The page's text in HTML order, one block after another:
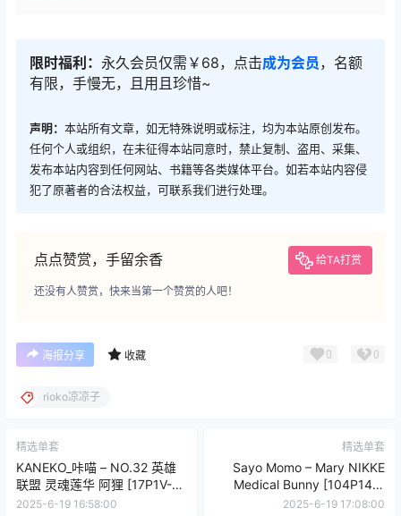
限时福利： 永久会员仅需￥68，点击成为会员 ，名额
有限，手慢无，且用且珍惜~
声明： 本站所有文章，如无特殊说明或标注，均为本站原创发布。
任何个人或组织，在未征得本站同意时，禁止复制、盗用、采集、
发布本站内容到任何网站、书籍等各类媒体平台。如若本站内容侵
犯了原著者的合法权益，可联系我们进行处理。
点点赞赏，手留余香 给TA打赏
还没有人赞赏，快来当第一个赞赏的人吧！
海报分享 收藏 0 0
rioko凉凉子
精选单套
KANEKO_咔喵 – NO.32 英雄
联盟 灵魂莲华 阿狸 [17P1V-
542MB]
2025-6-19 16:58:00
精选单套
Sayo Momo – Mary NIKKE
Medical Bunny [104P14V-
0.99GB]
2025-6-19 17:08:00